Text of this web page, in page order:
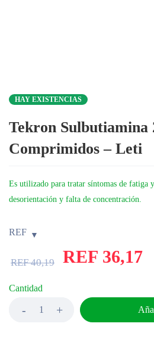
HAY EXISTENCIAS
Tekron Sulbutiamina
Comprimidos – Leti
Es utilizado para tratar síntomas de fatiga
desorientación y falta de concentración.
REF
REF40,19 REF 36,17
Cantidad